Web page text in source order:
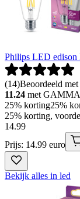
Philips LED edison
(14)Beoordeeld
11.24 met GAMMA
25% korting25%
25% korting,
14.99
Prijs: 14.99 euro
Bekijk alles in led